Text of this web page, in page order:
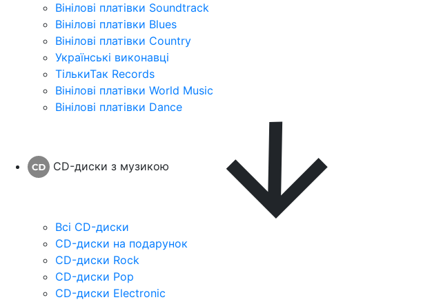
Вінілові платівки Soundtrack
Вінілові платівки Blues
Вінілові платівки Country
Українські виконавці
ТількиТак Records
Вінілові платівки World Music
Вінілові платівки Dance
CD-диски з музикою
Всі CD-диски
CD-диски на подарунок
CD-диски Rock
CD-диски Pop
CD-диски Electronic